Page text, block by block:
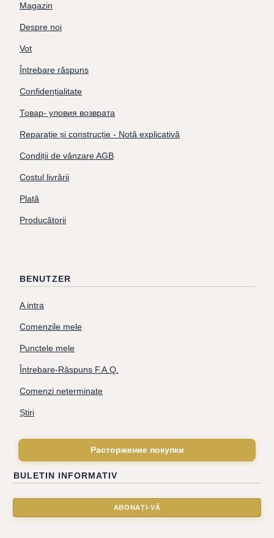
Magazin
Despre noi
Vot
Întrebare răspuns
Confidențialitate
Товар- уловия возврата
Reparație și construcție - Notă explicativă
Condiții de vânzare AGB
Costul livrării
Plată
Producătorii
BENUTZER
A intra
Comenzile mele
Punctele mele
Întrebare-Răspuns F.A.Q.
Comenzi neterminate
Știri
Расторжение покупки
BULETIN INFORMATIV